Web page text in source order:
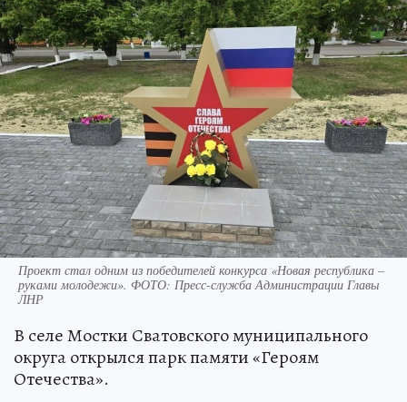
Проект стал одним из победителей конкурса «Новая республика –
руками молодежи». ФОТО: Пресс-служба Администрации Главы
ЛНР
В селе Мостки Сватовского муниципального
округа открылся парк памяти «Героям
Отечества».